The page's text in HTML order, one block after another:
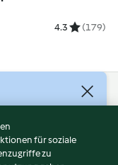
4.3 (179)
für soziale
zu